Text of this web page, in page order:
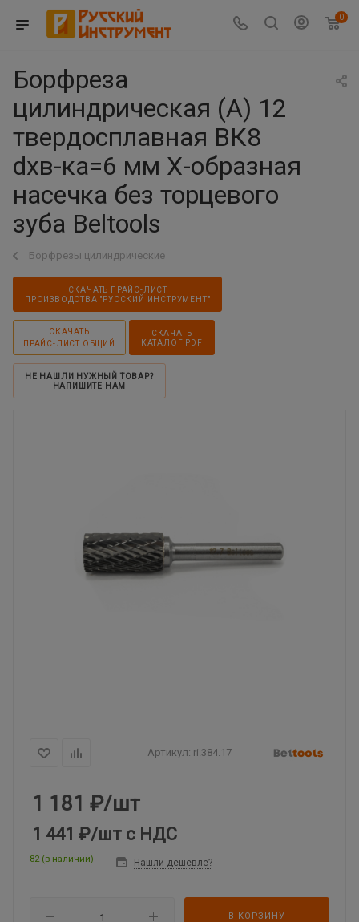
0
Борфреза
цилиндрическая (A) 12
твердосплавная ВК8
dхв-ка=6 мм Х-образная
насечка без торцевого
зуба Beltools
Борфрезы цилиндрические
СКАЧАТЬ ПРАЙС-ЛИСТ
ПРОИЗВОДСТВА "РУССКИЙ ИНСТРУМЕНТ"
СКАЧАТЬ
ПРАЙС-ЛИСТ ОБЩИЙ
СКАЧАТЬ
КАТАЛОГ PDF
НЕ НАШЛИ НУЖНЫЙ ТОВАР?
НАПИШИТЕ НАМ
Артикул: ri.384.17
1 181 ₽/шт
1 441 ₽/шт с НДС
82 (в наличии) Нашли дешевле?
В КОРЗИНУ